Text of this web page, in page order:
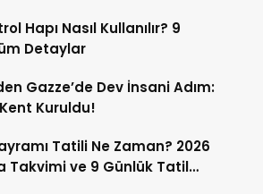
Hapı Nasıl Kullanılır? 9
Detaylar
Gazze’de Dev İnsani Adım:
Kuruldu!
Tatili Ne Zaman? 2026
Takvimi ve 9 Günlük Tatil